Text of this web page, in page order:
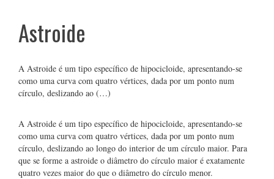
Astroide
A Astroide é um tipo específico de hipocicloide, apresentando-se
como uma curva com quatro vértices, dada por um ponto num
círculo, deslizando ao (…)
A Astroide é um tipo específico de hipocicloide, apresentando-se
como uma curva com quatro vértices, dada por um ponto num
círculo, deslizando ao longo do interior de um círculo maior. Para
que se forme a astroide o diâmetro do círculo maior é exatamente
quatro vezes maior do que o diâmetro do círculo menor.